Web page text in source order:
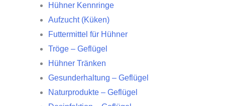
Hühner Kennringe
Aufzucht (Küken)
Futtermittel für Hühner
Tröge – Geflügel
Hühner Tränken
Gesunderhaltung – Geflügel
Naturprodukte – Geflügel